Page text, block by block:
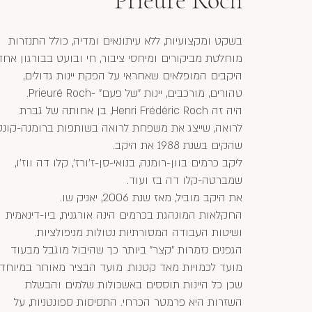
בשקט ומקצועיות, ללא עיתונאים ומדיה, כולל התנזרות
מוחלטת מביקורים ומיחסי ציבור, חי ובועט בבורגון
היקבים המופלאים שאחראי על הפקת יינות גדולים,
טהורים, מורכבים, יינות "של פעם" -Prieuré Roch.
היה זה Henri Frédéric Roch, בן אחותה של גברת
לרואה, שייצג את משפחת לרואה בשותפות ברומנה-
שהקים בשנת 1988 את היקב.
ליקב כרמים בוון-רומנה, בנואי-סן-ז'ורז', קלו דה ווז'ו,
שמברטה-קלו דה בז ועוד.
את היקב מוביל, מאז שנת 2006, יאניק שו.
החקלאות המונהגת בכרמים הינה אורגנית, ביו-דינאמית
ושיטות העבודה המסורתיות נטולות מניפולציות.
הגפנים נזמרות "קצר" ביותר כך שהיבול מוגבל מבעוד
מועד לכמויות מאד קטנות. מועד הבציר מאוחר במיוחד
שכן כל היינות תוססים באשכולות שלמים והבשלת
השזרות היא פרמטר הכרחי. התסיסות ספונטניות, על